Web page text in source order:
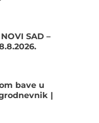
SAD –
bave u
|